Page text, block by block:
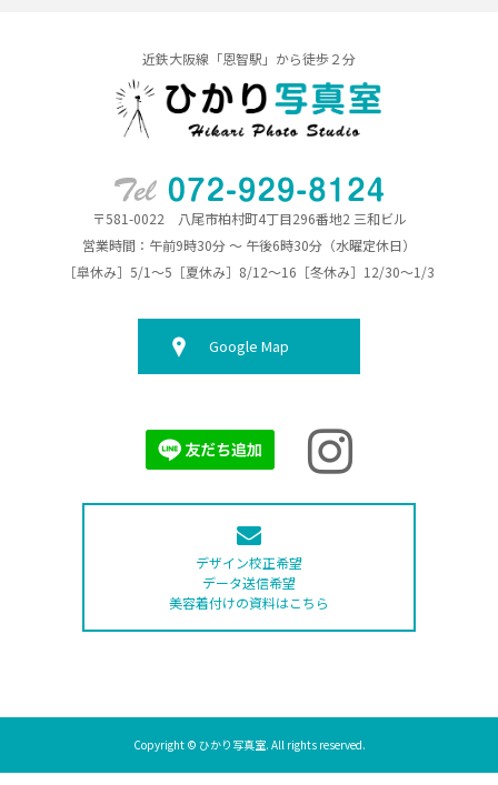
近鉄大阪線「恩智駅」から徒歩２分
〒581-0022 八尾市柏村町4丁目296番地2 三和ビル
営業時間：午前9時30分 ～ 午後6時30分（水曜定休日）
［皐休み］5/1～5［夏休み］8/12～16［冬休み］12/30～1/3
Google Map
デザイン校正希望
データ送信希望
美容着付けの資料はこちら
Copyright © ひかり写真室. All rights reserved.